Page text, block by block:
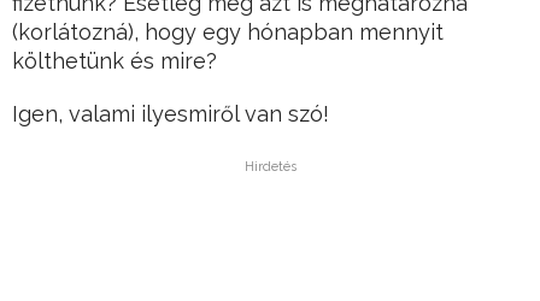
(korlátozná), hogy egy hónapban mennyit
költhetünk és mire?
Igen, valami ilyesmiről van szó!
Hirdetés